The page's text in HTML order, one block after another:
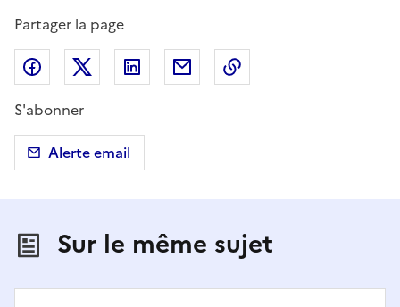
Partager la page
Partager sur Facebook
Partager sur X (anciennement Twitter)
Partager sur LinkedIn
Partager par email
S'abonner
Alerte email
Sur le même sujet